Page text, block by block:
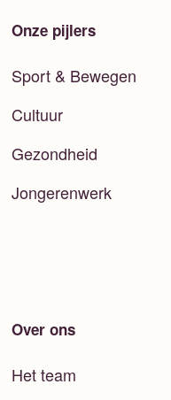
Onze pijlers
Sport & Bewegen
Cultuur
Gezondheid
Jongerenwerk
Over ons
Het team